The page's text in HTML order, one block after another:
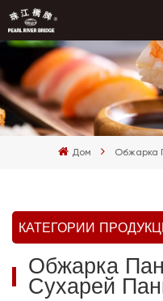
Дом Обжарка
КАТЕГОРИИ
Обжарка
Сухарей